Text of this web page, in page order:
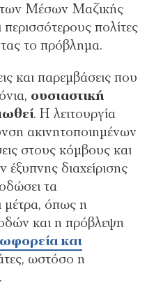
των Μέσων Μαζικής
πολίτες
το πρόβλημα.
και παρεμβάσεις που
ουσιαστική
. Η λειτουργία
ακινητοποιημένων
στους κόμβους και
διαχείρισης
τα
μέτρα, όπως η
και η πρόβλεψη
και
ωστόσο η